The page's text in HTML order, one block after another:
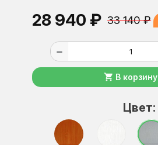
28 940 ₽ 33 140 ₽
remove
shopping_cart В корзину
Цвет: